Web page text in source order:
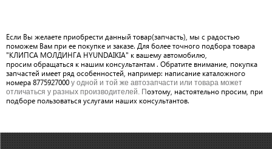
Если Вы желаете приобрести данный товар(запчасть), мы с радостью
поможем Вам при ее покупке и заказе. Для более точного подбора товара
"КЛИПСА МОЛДИНГА HYUNDAIKIA" к вашему автомобилю,
просим обращаться к нашим консультантам . Обратите внимание, покупка
запчастей имеет ряд особенностей, например: написание каталожного
номера 8775927000 у одной и той же автозапчасти или товара может
отличаться у разных производителей. Поэтому, настоятельно просим, при
подборе пользоваться услугами наших консультантов.